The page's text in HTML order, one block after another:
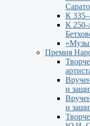
К
К 250-
Премия
и
и